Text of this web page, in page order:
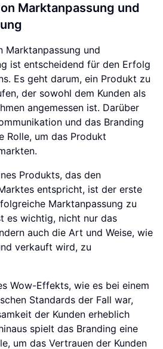
Marktanpassung und
Marktanpassung und
ist entscheidend für den Erfolg
Es geht darum, ein Produkt zu
der sowohl dem Kunden als
angemessen ist. Darüber
und das Branding
Rolle, um das Produkt
Produkts, das den
entspricht, ist der erste
Marktanpassung zu
es wichtig, nicht nur das
auch die Art und Weise, wie
verkauft wird, zu
Wow-Effekts, wie es bei einem
Standards der Fall war,
der Kunden erheblich
spielt das Branding eine
um das Vertrauen der Kunden